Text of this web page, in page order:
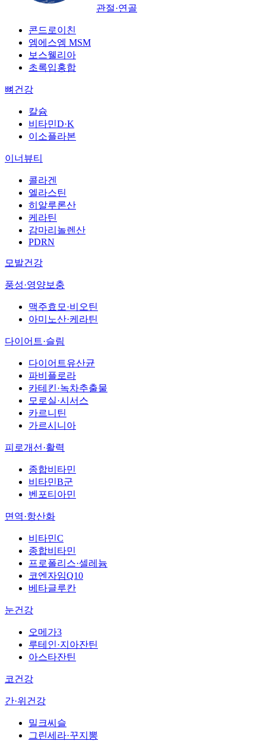
관절·연골
콘드로이친
엠에스엠 MSM
보스웰리아
초록입홍합
뼈건강
칼슘
비타민D·K
이소플라본
이너뷰티
콜라겐
엘라스틴
히알루론산
케라틴
감마리놀렌산
PDRN
모발건강
풍성·영양보충
맥주효모·비오틴
아미노산·케라틴
다이어트·슬림
다이어트유산균
파비플로라
카테킨·녹차추출물
모로실·시서스
카르니틴
가르시니아
피로개선·활력
종합비타민
비타민B군
벤포티아민
면역·항산화
비타민C
종합비타민
프로폴리스·셀레늄
코엔자임Q10
베타글루칸
눈건강
오메가3
루테인·지아잔틴
아스타잔틴
코건강
간·위건강
밀크씨슬
그린세라·꾸지뽕